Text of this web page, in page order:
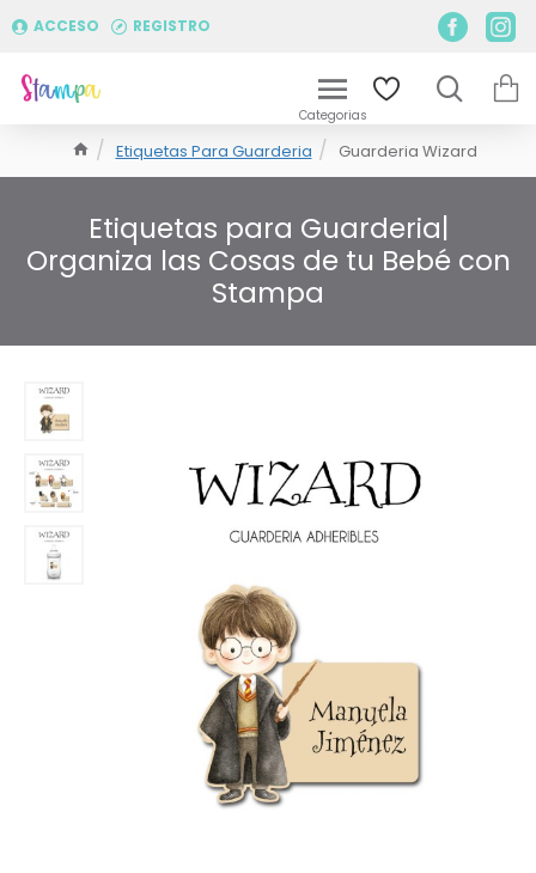
ACCESO REGISTRO
Etiquetas Para Guarderia Guarderia Wizard
Etiquetas para Guarderia|
Organiza las Cosas de tu Bebé con
Stampa